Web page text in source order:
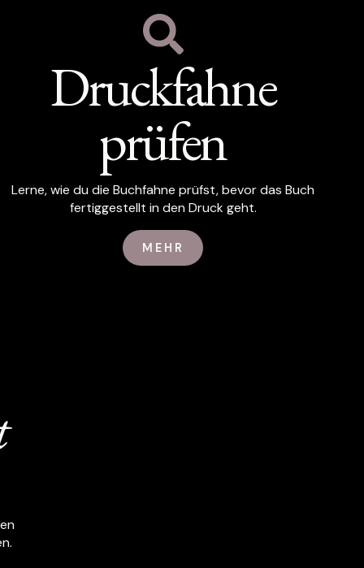
Druckfahne
prüfen
Lerne, wie du die Buchfahne prüfst, bevor das Buch
fertiggestellt in den Druck geht.
MEHR